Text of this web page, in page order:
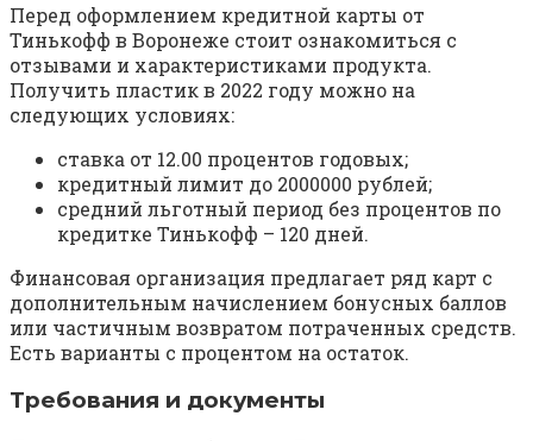
Перед оформлением кредитной карты от
Тинькофф в Воронеже стоит ознакомиться с
отзывами и характеристиками продукта.
Получить пластик в 2022 году можно на
следующих условиях:
ставка от 12.00 процентов годовых;
кредитный лимит до 2000000 рублей;
средний льготный период без процентов по
кредитке Тинькофф – 120 дней.
Финансовая организация предлагает ряд карт с
дополнительным начислением бонусных баллов
или частичным возвратом потраченных средств.
Есть варианты с процентом на остаток.
Требования и документы